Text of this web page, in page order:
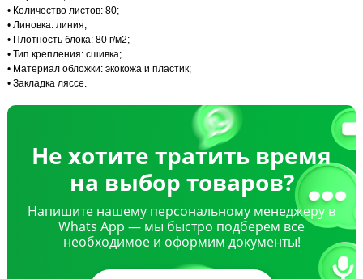
• Количество листов: 80;
• Линовка: линия;
• Плотность блока: 80 г/м2;
• Тип крепления: сшивка;
• Материал обложки: экокожа и пластик;
• Закладка ляссе.
Не хотите тратить время
на выбор товаров?
Напишите нашему персональному менеджеру в
Whats App — мы быстро подберем все
необходимое и оформим документы!